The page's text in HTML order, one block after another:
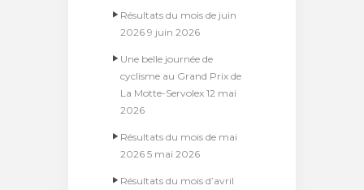
Résultats du mois de juin
2026 9 juin 2026
Une belle journée de
cyclisme au Grand Prix de
La Motte-Servolex 12 mai
2026
Résultats du mois de mai
2026 5 mai 2026
Résultats du mois d’avril